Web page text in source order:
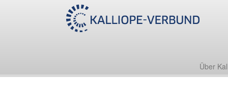
Über